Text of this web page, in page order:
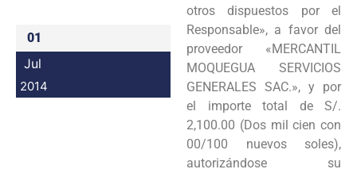
01
Jul
2014
otros dispuestos por el
Responsable», a favor del
proveedor «MERCANTIL
MOQUEGUA SERVICIOS
GENERALES SAC.», y por
el importe total de S/.
2,100.00 (Dos mil cien con
00/100 nuevos soles),
autorizándose su